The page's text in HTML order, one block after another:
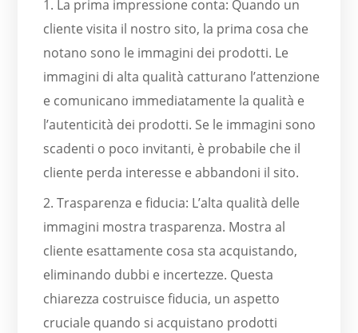
1. La prima impressione conta: Quando un
cliente visita il nostro sito, la prima cosa che
notano sono le immagini dei prodotti. Le
immagini di alta qualità catturano l’attenzione
e comunicano immediatamente la qualità e
l’autenticità dei prodotti. Se le immagini sono
scadenti o poco invitanti, è probabile che il
cliente perda interesse e abbandoni il sito.
2. Trasparenza e fiducia: L’alta qualità delle
immagini mostra trasparenza. Mostra al
cliente esattamente cosa sta acquistando,
eliminando dubbi e incertezze. Questa
chiarezza costruisce fiducia, un aspetto
cruciale quando si acquistano prodotti